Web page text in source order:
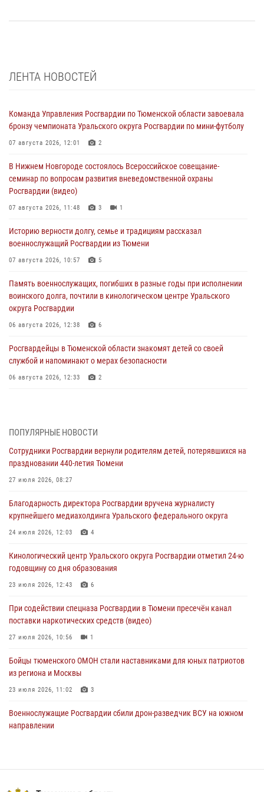
ЛЕНТА НОВОСТЕЙ
Команда Управления Росгвардии по Тюменской области завоевала
бронзу чемпионата Уральского округа Росгвардии по мини-футболу
07 августа 2026, 12:01 2
В Нижнем Новгороде состоялось Всероссийское совещание-
семинар по вопросам развития вневедомственной охраны
Росгвардии (видео)
07 августа 2026, 11:48 3 1
Историю верности долгу, семье и традициям рассказал
военнослужащий Росгвардии из Тюмени
07 августа 2026, 10:57 5
Память военнослужащих, погибших в разные годы при исполнении
воинского долга, почтили в кинологическом центре Уральского
округа Росгвардии
06 августа 2026, 12:38 6
Росгвардейцы в Тюменской области знакомят детей со своей
службой и напоминают о мерах безопасности
06 августа 2026, 12:33 2
06 августа 2026, 04:41 3
Росгвардейцы в Тюменской области почтили память генерала
армии Ивана Кирилловича Яковлева
05 августа 2026, 11:03
В Тюмени офицер Росгвардии в радиоэфире напомнил гражданам о
мерах безопасного владения оружием
05 августа 2026, 09:56
Военнослужащие Росгвардии сбили дрон-разведчик ВСУ на южном
направлении
05 августа 2026, 05:35
Стальной характер продемонстрировали росгвардейцы в ходе
масштабных спортивных событий на Урале
05 августа 2026, 05:22
ПОПУЛЯРНЫЕ НОВОСТИ
Сотрудники Росгвардии вернули родителям детей, потерявшихся на
праздновании 440-летия Тюмени
27 июля 2026, 08:27
Благодарность директора Росгвардии вручена журналисту
крупнейшего медиахолдинга Уральского федерального округа
24 июля 2026, 12:03 4
Кинологический центр Уральского округа Росгвардии отметил 24-ю
годовщину со дня образования
23 июля 2026, 12:43 6
При содействии спецназа Росгвардии в Тюмени пресечён канал
поставки наркотических средств (видео)
27 июля 2026, 10:56 1
Бойцы тюменского ОМОН стали наставниками для юных патриотов
из региона и Москвы
23 июля 2026, 11:02 3
Военнослужащие Росгвардии сбили дрон-разведчик ВСУ на южном
направлении